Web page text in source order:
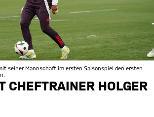
seiner Mannschaft im ersten Saisonspiel den ersten
CHEFTRAINER HOLGER